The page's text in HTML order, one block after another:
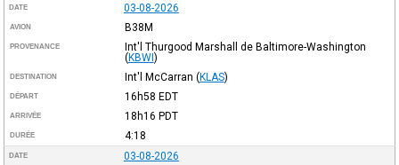
DATE 03-08-2026
AVION B38M
PROVENANCE
Int'l Thurgood Marshall de Baltimore-Washington
(KBWI)
DESTINATION Int'l McCarran (KLAS)
DÉPART 16h58 EDT
ARRIVÉE 18h16 PDT
DURÉE 4:18
DATE 03-08-2026